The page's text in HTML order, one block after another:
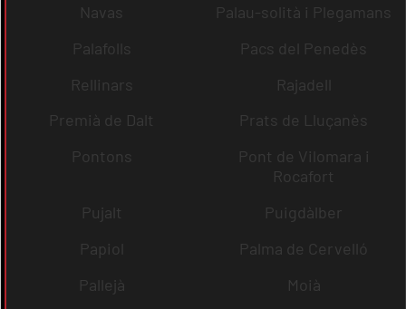
Navas
Palau-solità i Plegamans
Palafolls
Pacs del Penedès
Rellinars
Rajadell
Premià de Dalt
Prats de Lluçanès
Pontons
Pont de Vilomara i
Rocafort
Pujalt
Puigdàlber
Papiol
Palma de Cervelló
Pallejà
Moià